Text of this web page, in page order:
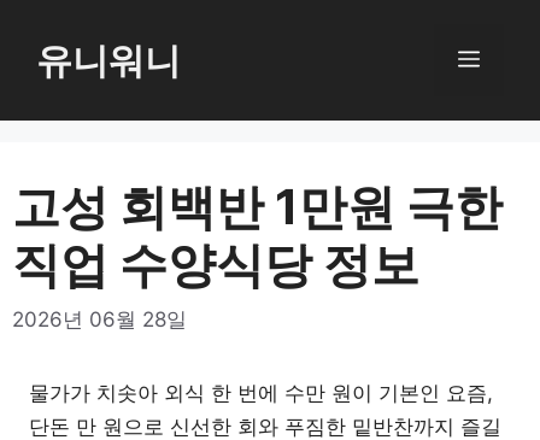
로
뛰
기
유니워니 메
고성 회백반 1만원 극한
직업 수양식당 정보
2026년 06월 28일
물가가 치솟아 외식 한 번에 수만 원이 기본인 요즘,
단돈 만 원으로 신선한 회와 푸짐한 밑반찬까지 즐길